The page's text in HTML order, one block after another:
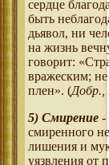
сердце
быть
дьявол, ни
на жизнь
говорит:
вражеским; не
плен». (Добр.,
5) Смирение -
смиренного
лишения и
уязвления от